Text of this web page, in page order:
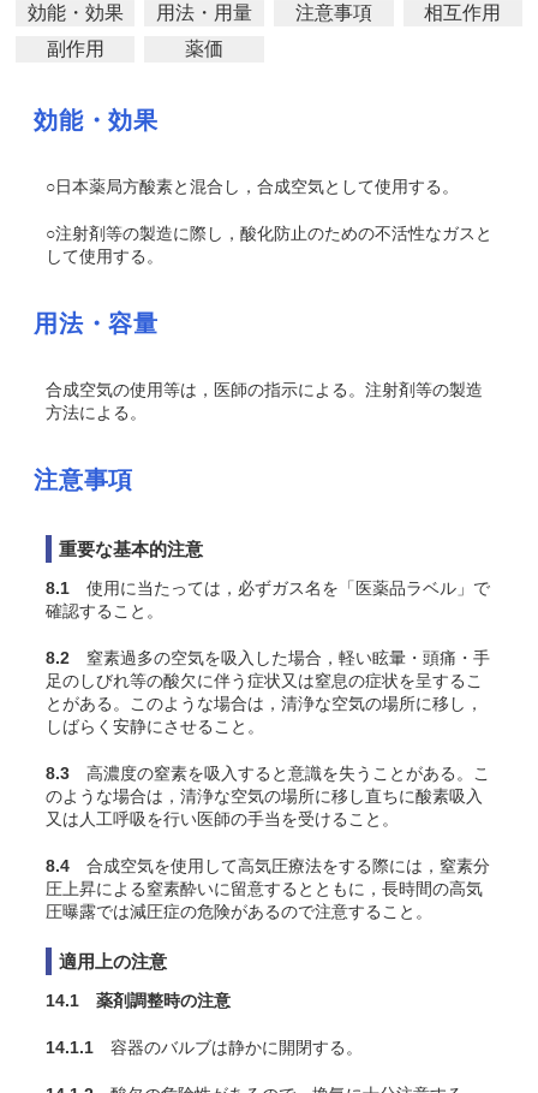
効能・効果 用法・用量 注意事項
相互作用
副作用
薬価
効能・効果
○日本薬局方酸素と混合し，合成空気として使用する。
○注射剤等の製造に際し，酸化防止のための不活性なガスと
して使用する。
用法・容量
合成空気の使用等は，医師の指示による。注射剤等の製造
方法による。
注意事項
重要な基本的注意
8.1 使用に当たっては，必ずガス名を「医薬品ラベル」で
確認すること。
8.2 窒素過多の空気を吸入した場合，軽い眩暈・頭痛・手
足のしびれ等の酸欠に伴う症状又は窒息の症状を呈するこ
とがある。このような場合は，清浄な空気の場所に移し，
しばらく安静にさせること。
8.3 高濃度の窒素を吸入すると意識を失うことがある。こ
のような場合は，清浄な空気の場所に移し直ちに酸素吸入
又は人工呼吸を行い医師の手当を受けること。
8.4 合成空気を使用して高気圧療法をする際には，窒素分
圧上昇による窒素酔いに留意するとともに，長時間の高気
圧曝露では減圧症の危険があるので注意すること。
適用上の注意
14.1 薬剤調整時の注意
14.1.1 容器のバルブは静かに開閉する。